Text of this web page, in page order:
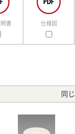
書 仕様図
同